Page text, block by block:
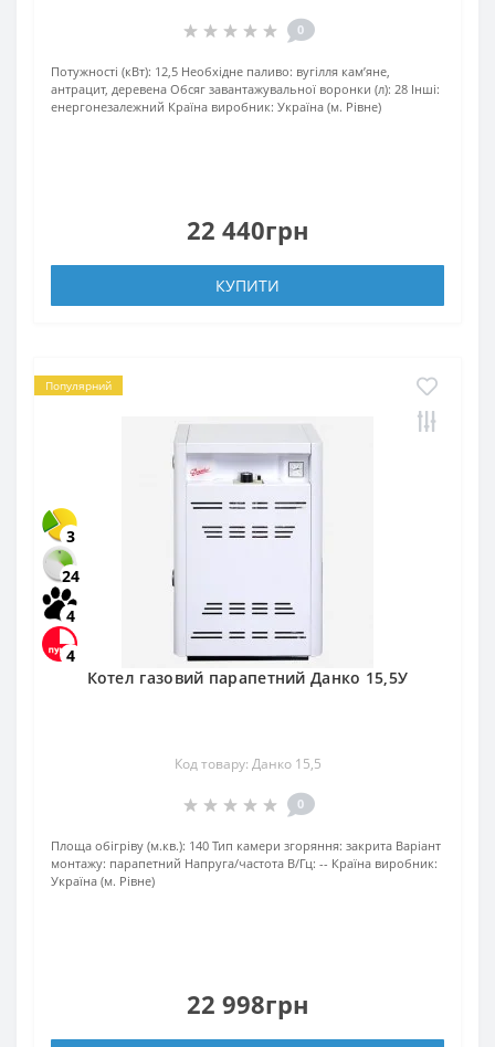
0
Потужності (кВт): 12,5 Необхідне паливо: вугілля кам’яне,
антрацит, деревена Обсяг завантажувальної воронки (л): 28 Інші:
енергонезалежний Країна виробник: Україна (м. Рівне)
22 440грн
КУПИТИ
Популярний
3
24
4
4
Котел газовий парапетний Данко 15,5У
Код товару: Данко 15,5
0
Площа обігріву (м.кв.): 140 Тип камери згоряння: закрита Варіант
монтажу: парапетний Напруга/частота В/Гц: -- Країна виробник:
Україна (м. Рівне)
22 998грн